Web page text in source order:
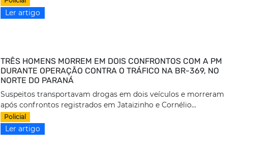
Ler artigo
TRÊS HOMENS MORREM EM DOIS CONFRONTOS COM A PM
DURANTE OPERAÇÃO CONTRA O TRÁFICO NA BR-369, NO
NORTE DO PARANÁ
Suspeitos transportavam drogas em dois veículos e morreram
após confrontos registrados em Jataizinho e Cornélio...
Policial
Ler artigo